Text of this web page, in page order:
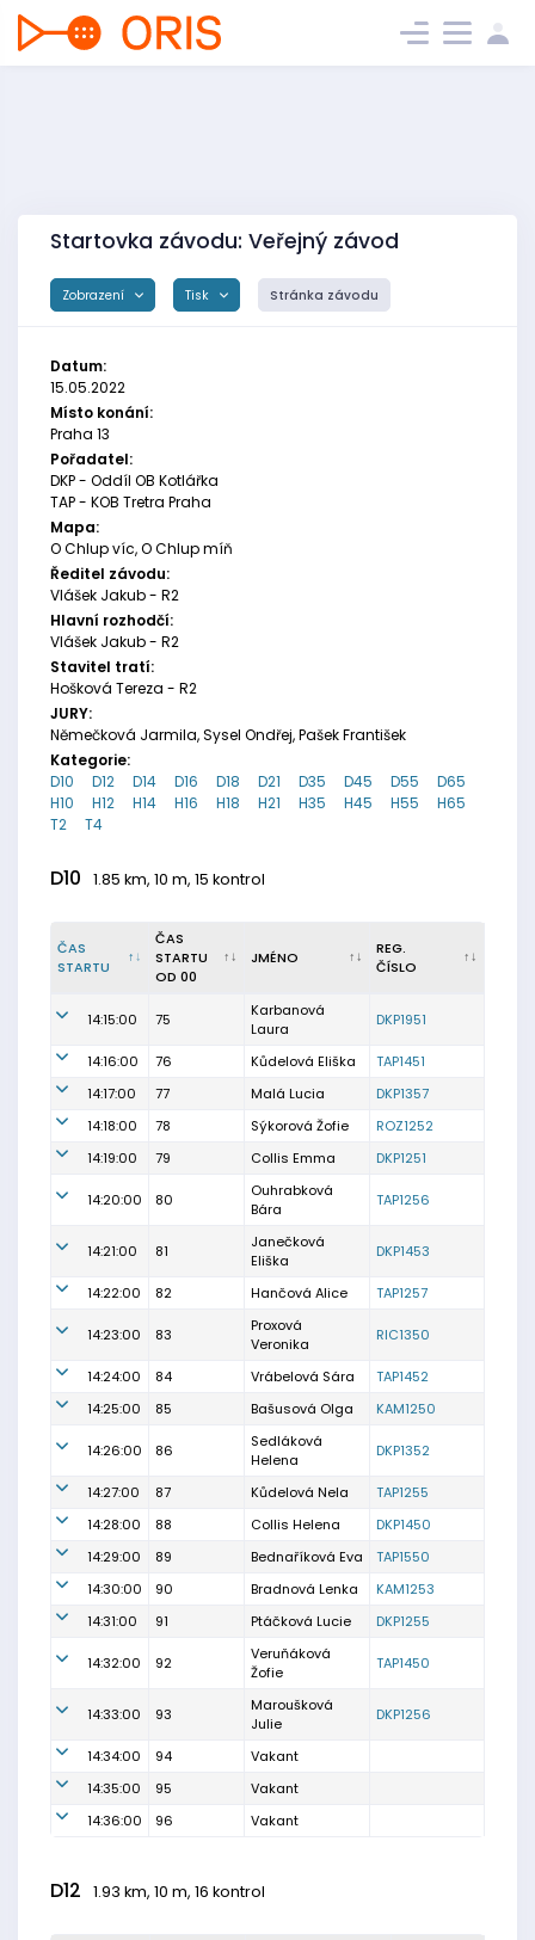
Startovka závodu: Veřejný závod
Zobrazení Tisk Stránka závodu
Datum:
15.05.2022
Místo konání:
Praha 13
Pořadatel:
DKP - Oddíl OB Kotlářka
TAP - KOB Tretra Praha
Mapa:
O Chlup víc, O Chlup míň
Ředitel závodu:
Vlášek Jakub - R2
Hlavní rozhodčí:
Vlášek Jakub - R2
Stavitel tratí:
Hošková Tereza - R2
JURY:
Němečková Jarmila, Sysel Ondřej, Pašek František
Kategorie:
D10
D12 D14 D16 D18 D21 D35 D45 D55
D65
H10
H12 H14 H16 H18 H21 H35 H45 H55
H65
T2
T4
D10 1.85 km, 10 m, 15 kontrol
ČAS
STARTU
ČAS
STARTU
OD 00
JMÉNO
REG.
ČÍSLO
14:15:00 75
Karbanová
Laura
DKP1951
14:16:00 76 Kůdelová Eliška
TAP1451
14:17:00
77 Malá Lucia
DKP1357
14:18:00
78 Sýkorová Žofie
ROZ1252
14:19:00
79 Collis Emma DKP1251
14:20:00 80
Ouhrabková
Bára
TAP1256
14:21:00 81
Janečková
Eliška
DKP1453
14:22:00 82 Hančová Alice TAP1257
14:23:00 83
Proxová
Veronika
RIC1350
14:24:00 84 Vrábelová Sára
TAP1452
14:25:00
85 Bašusová Olga KAM1250
14:26:00 86
Sedláková
Helena
DKP1352
14:27:00 87 Kůdelová Nela
TAP1255
14:28:00
88 Collis Helena
DKP1450
14:29:00
89 Bednaříková Eva
TAP1550
14:30:00
90 Bradnová Lenka
KAM1253
14:31:00
91 Ptáčková Lucie DKP1255
14:32:00 92
Veruňáková
Žofie
TAP1450
14:33:00 93
Maroušková
Julie
DKP1256
14:34:00 94
Vakant
14:35:00
95
Vakant
14:36:00
96 Vakant
D12 1.93 km, 10 m, 16 kontrol